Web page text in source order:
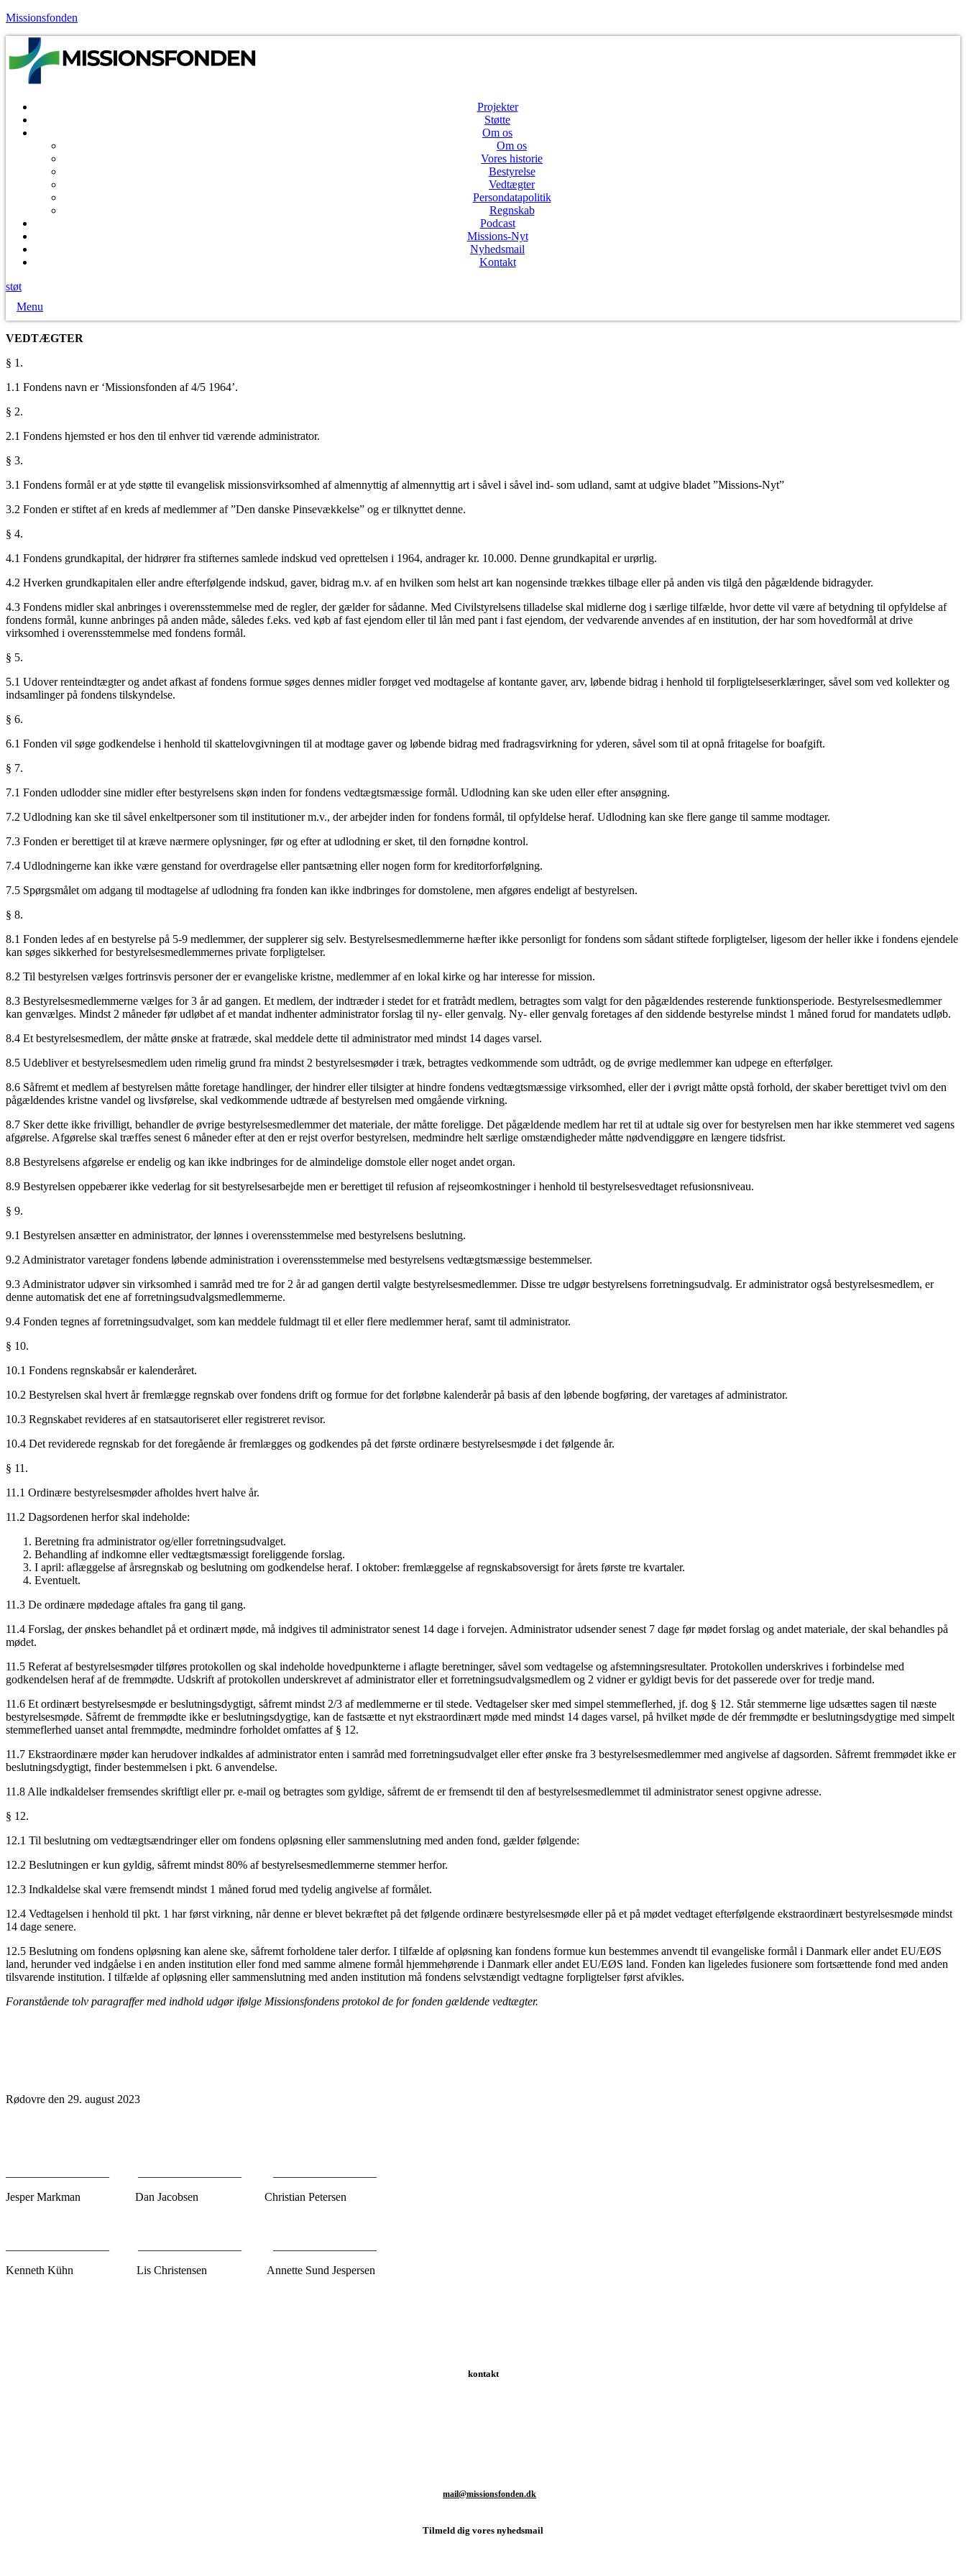
Missionsfonden
Projekter
Støtte
Om os
Om os
Vores historie
Bestyrelse
Vedtægter
Persondatapolitik
Regnskab
Podcast
Missions-Nyt
Nyhedsmail
Kontakt
støt
Menu
VEDTÆGTER
§ 1.
1.1 Fondens navn er ‘Missionsfonden af 4/5 1964’.
§ 2.
2.1 Fondens hjemsted er hos den til enhver tid værende administrator.
§ 3.
3.1 Fondens formål er at yde støtte til evangelisk missionsvirksomhed af almennyttig af almennyttig art i såvel i såvel ind- som udland, samt at udgive bladet ”Missions-Nyt”
3.2 Fonden er stiftet af en kreds af medlemmer af ”Den danske Pinsevækkelse” og er tilknyttet denne.
§ 4.
4.1 Fondens grundkapital, der hidrører fra stifternes samlede indskud ved oprettelsen i 1964, andrager kr. 10.000. Denne grundkapital er urørlig.
4.2 Hverken grundkapitalen eller andre efterfølgende indskud, gaver, bidrag m.v. af en hvilken som helst art kan nogensinde trækkes tilbage eller på anden vis tilgå den pågældende bidragyder.
4.3 Fondens midler skal anbringes i overensstemmelse med de regler, der gælder for sådanne. Med Civilstyrelsens tilladelse skal midlerne dog i særlige tilfælde, hvor dette vil være af betydning til opfyldelse af
fondens formål, kunne anbringes på anden måde, således f.eks. ved køb af fast ejendom eller til lån med pant i fast ejendom, der vedvarende anvendes af en institution, der har som hovedformål at drive
virksomhed i overensstemmelse med fondens formål.
§ 5.
5.1 Udover renteindtægter og andet afkast af fondens formue søges dennes midler forøget ved modtagelse af kontante gaver, arv, løbende bidrag i henhold til forpligtelseserklæringer, såvel som ved kollekter og
indsamlinger på fondens tilskyndelse.
§ 6.
6.1 Fonden vil søge godkendelse i henhold til skattelovgivningen til at modtage gaver og løbende bidrag med fradragsvirkning for yderen, såvel som til at opnå fritagelse for boafgift.
§ 7.
7.1 Fonden udlodder sine midler efter bestyrelsens skøn inden for fondens vedtægtsmæssige formål. Udlodning kan ske uden eller efter ansøgning.
7.2 Udlodning kan ske til såvel enkeltpersoner som til institutioner m.v., der arbejder inden for fondens formål, til opfyldelse heraf. Udlodning kan ske flere gange til samme modtager.
7.3 Fonden er berettiget til at kræve nærmere oplysninger, før og efter at udlodning er sket, til den fornødne kontrol.
7.4 Udlodningerne kan ikke være genstand for overdragelse eller pantsætning eller nogen form for kreditorforfølgning.
7.5 Spørgsmålet om adgang til modtagelse af udlodning fra fonden kan ikke indbringes for domstolene, men afgøres endeligt af bestyrelsen.
§ 8.
8.1 Fonden ledes af en bestyrelse på 5-9 medlemmer, der supplerer sig selv. Bestyrelsesmedlemmerne hæfter ikke personligt for fondens som sådant stiftede forpligtelser, ligesom der heller ikke i fondens ejendele
kan søges sikkerhed for bestyrelsesmedlemmernes private forpligtelser.
8.2 Til bestyrelsen vælges fortrinsvis personer der er evangeliske kristne, medlemmer af en lokal kirke og har interesse for mission.
8.3 Bestyrelsesmedlemmerne vælges for 3 år ad gangen. Et medlem, der indtræder i stedet for et fratrådt medlem, betragtes som valgt for den pågældendes resterende funktionsperiode. Bestyrelsesmedlemmer
kan genvælges. Mindst 2 måneder før udløbet af et mandat indhenter administrator forslag til ny- eller genvalg. Ny- eller genvalg foretages af den siddende bestyrelse mindst 1 måned forud for mandatets udløb.
8.4 Et bestyrelsesmedlem, der måtte ønske at fratræde, skal meddele dette til administrator med mindst 14 dages varsel.
8.5 Udebliver et bestyrelsesmedlem uden rimelig grund fra mindst 2 bestyrelsesmøder i træk, betragtes vedkommende som udtrådt, og de øvrige medlemmer kan udpege en efterfølger.
8.6 Såfremt et medlem af bestyrelsen måtte foretage handlinger, der hindrer eller tilsigter at hindre fondens vedtægtsmæssige virksomhed, eller der i øvrigt måtte opstå forhold, der skaber berettiget tvivl om den
pågældendes kristne vandel og livsførelse, skal vedkommende udtræde af bestyrelsen med omgående virkning.
8.7 Sker dette ikke frivilligt, behandler de øvrige bestyrelsesmedlemmer det materiale, der måtte foreligge. Det pågældende medlem har ret til at udtale sig over for bestyrelsen men har ikke stemmeret ved sagens
afgørelse. Afgørelse skal træffes senest 6 måneder efter at den er rejst overfor bestyrelsen, medmindre helt særlige omstændigheder måtte nødvendiggøre en længere tidsfrist.
8.8 Bestyrelsens afgørelse er endelig og kan ikke indbringes for de almindelige domstole eller noget andet organ.
8.9 Bestyrelsen oppebærer ikke vederlag for sit bestyrelsesarbejde men er berettiget til refusion af rejseomkostninger i henhold til bestyrelsesvedtaget refusionsniveau.
§ 9.
9.1 Bestyrelsen ansætter en administrator, der lønnes i overensstemmelse med bestyrelsens beslutning.
9.2 Administrator varetager fondens løbende administration i overensstemmelse med bestyrelsens vedtægtsmæssige bestemmelser.
9.3 Administrator udøver sin virksomhed i samråd med tre for 2 år ad gangen dertil valgte bestyrelsesmedlemmer. Disse tre udgør bestyrelsens forretningsudvalg. Er administrator også bestyrelsesmedlem, er
denne automatisk det ene af forretningsudvalgsmedlemmerne.
9.4 Fonden tegnes af forretningsudvalget, som kan meddele fuldmagt til et eller flere medlemmer heraf, samt til administrator.
§ 10.
10.1 Fondens regnskabsår er kalenderåret.
10.2 Bestyrelsen skal hvert år fremlægge regnskab over fondens drift og formue for det forløbne kalenderår på basis af den løbende bogføring, der varetages af administrator.
10.3 Regnskabet revideres af en statsautoriseret eller registreret revisor.
10.4 Det reviderede regnskab for det foregående år fremlægges og godkendes på det første ordinære bestyrelsesmøde i det følgende år.
§ 11.
11.1 Ordinære bestyrelsesmøder afholdes hvert halve år.
11.2 Dagsordenen herfor skal indeholde:
Beretning fra administrator og/eller forretningsudvalget.
Behandling af indkomne eller vedtægtsmæssigt foreliggende forslag.
I april: aflæggelse af årsregnskab og beslutning om godkendelse heraf. I oktober: fremlæggelse af regnskabsoversigt for årets første tre kvartaler.
Eventuelt.
11.3 De ordinære mødedage aftales fra gang til gang.
11.4 Forslag, der ønskes behandlet på et ordinært møde, må indgives til administrator senest 14 dage i forvejen. Administrator udsender senest 7 dage før mødet forslag og andet materiale, der skal behandles på
mødet.
11.5 Referat af bestyrelsesmøder tilføres protokollen og skal indeholde hovedpunkterne i aflagte beretninger, såvel som vedtagelse og afstemningsresultater. Protokollen underskrives i forbindelse med
godkendelsen heraf af de fremmødte. Udskrift af protokollen underskrevet af administrator eller et forretningsudvalgsmedlem og 2 vidner er gyldigt bevis for det passerede over for tredje mand.
11.6 Et ordinært bestyrelsesmøde er beslutningsdygtigt, såfremt mindst 2/3 af medlemmerne er til stede. Vedtagelser sker med simpel stemmeflerhed, jf. dog § 12. Står stemmerne lige udsættes sagen til næste
bestyrelsesmøde. Såfremt de fremmødte ikke er beslutningsdygtige, kan de fastsætte et nyt ekstraordinært møde med mindst 14 dages varsel, på hvilket møde de dér fremmødte er beslutningsdygtige med simpelt
stemmeflerhed uanset antal fremmødte, medmindre forholdet omfattes af § 12.
11.7 Ekstraordinære møder kan herudover indkaldes af administrator enten i samråd med forretningsudvalget eller efter ønske fra 3 bestyrelsesmedlemmer med angivelse af dagsorden. Såfremt fremmødet ikke er
beslutningsdygtigt, finder bestemmelsen i pkt. 6 anvendelse.
11.8 Alle indkaldelser fremsendes skriftligt eller pr. e-mail og betragtes som gyldige, såfremt de er fremsendt til den af bestyrelsesmedlemmet til administrator senest opgivne adresse.
§ 12.
12.1 Til beslutning om vedtægtsændringer eller om fondens opløsning eller sammenslutning med anden fond, gælder følgende:
12.2 Beslutningen er kun gyldig, såfremt mindst 80% af bestyrelsesmedlemmerne stemmer herfor.
12.3 Indkaldelse skal være fremsendt mindst 1 måned forud med tydelig angivelse af formålet.
12.4 Vedtagelsen i henhold til pkt. 1 har først virkning, når denne er blevet bekræftet på det følgende ordinære bestyrelsesmøde eller på et på mødet vedtaget efterfølgende ekstraordinært bestyrelsesmøde mindst
14 dage senere.
12.5 Beslutning om fondens opløsning kan alene ske, såfremt forholdene taler derfor. I tilfælde af opløsning kan fondens formue kun bestemmes anvendt til evangeliske formål i Danmark eller andet EU/EØS
land, herunder ved indgåelse i en anden institution eller fond med samme almene formål hjemmehørende i Danmark eller andet EU/EØS land. Fonden kan ligeledes fusionere som fortsættende fond med anden
tilsvarende institution. I tilfælde af opløsning eller sammenslutning med anden institution må fondens selvstændigt vedtagne forpligtelser først afvikles.
Foranstående tolv paragraffer med indhold udgør ifølge Missionsfondens protokol de for fonden gældende vedtægter.
Rødovre den 29. august 2023
Jesper Markman Dan Jacobsen Christian Petersen
Kenneth Kühn Lis Christensen Annette Sund Jespersen
kontakt
mail@missionsfonden.dk
Tilmeld dig vores nyhedsmail